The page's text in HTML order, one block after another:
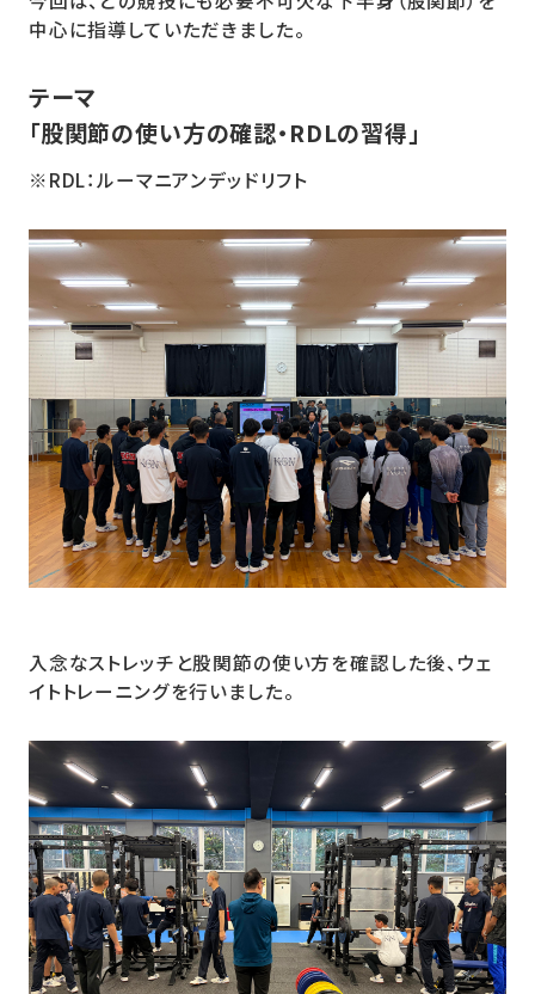
中心に指導していただきました。
テーマ
「股関節の使い方の確認・RDLの習得」
※RDL：ルーマニアンデッドリフト
入念なストレッチと股関節の使い方を確認した後、ウェ
イトトレーニングを行いました。